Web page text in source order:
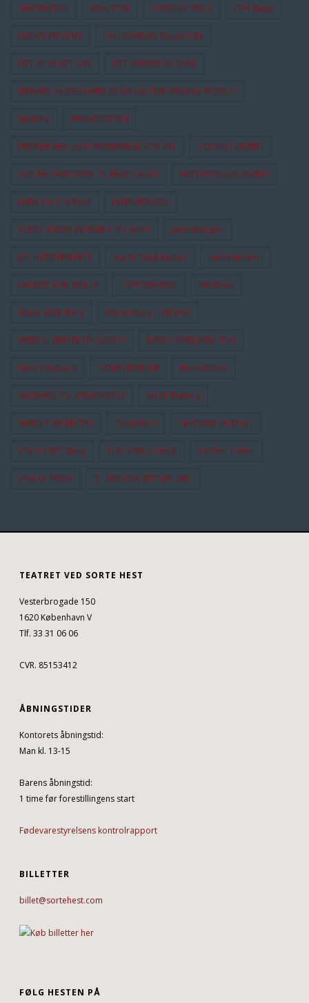
ANKOMSTEN BEAUVOIR CORONA-VIRUS CPH Stage
DANCE WITH ME Den Skaldede Sangerinde
DET ER SÅ DET NYE DET FILMISKE SELSKAB
EDWARD ALBEES HVEM ER BANGE FOR VIRGINIA WOOLF?
Enetime FRANKENSTEIN
FRØKEN SMILLAS FORNEMMELSE FOR SNE GODNAT ALBERT
GODNATHISTORIER TIL NABOLAGET HESTESTOLESELSKABET
Hitler On The Roof HJERNEKASSEN
INDEN VI DØR SYNGER VI EN SANG Jantedrengen
JEG HEDDER BENTE Jeg Vil Også Kysses Kussesumpen
LANDET SOM IKKE ER LOPPEMARKED MAIREAD
Maria Vinterberg Marienborg - NEJ TAK!
MENS VI VENTER PÅ GODOT MINE FORÆLDRES TING
Niels Ellegaard NOMINERINGER Nyhedsbrev
SANDHED OG KONSEKVENS Sarah Boberg
SHIRLEY VALENTINE Tarok-Kort TEATERKATALOGET
The Art Of Falling THE FEMALE GAZE Torben Toben
VIVA LA FRIDA Z - MONICA ZETTERLUND
TEATRET VED SORTE HEST
Vesterbrogade 150
1620 København V
Tlf. 33 31 06 06
CVR. 85153412
ÅBNINGSTIDER
Kontorets åbningstid:
Man kl. 13-15
Barens åbningstid:
1 time før forestillingens start
Fødevarestyrelsens kontrolrapport
BILLETTER
billet@sortehest.com
FØLG HESTEN PÅ